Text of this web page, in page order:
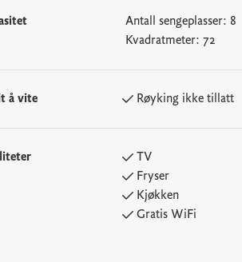
Antall sengeplasser: 8
Kvadratmeter: 72
å vite Røyking ikke tillatt
TV
Fryser
Kjøkken
Gratis WiFi